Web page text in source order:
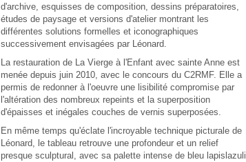
d'archive, esquisses de composition, dessins préparatoires,
études de paysage et versions d'atelier montrant les
différentes solutions formelles et iconographiques
successivement envisagées par Léonard.
La restauration de La Vierge à l'Enfant avec sainte Anne est
menée depuis juin 2010, avec le concours du C2RMF. Elle a
permis de redonner à l'oeuvre une lisibilité compromise par
l'altération des nombreux repeints et la superposition
d'épaisses et inégales couches de vernis superposées.
En même temps qu'éclate l'incroyable technique picturale de
Léonard, le tableau retrouve une profondeur et un relief
presque sculptural, avec sa palette intense de bleu lapislazuli